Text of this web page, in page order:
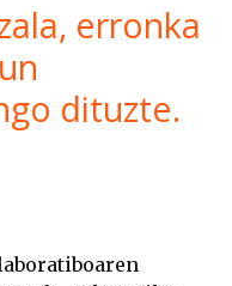
erronka
dituzte.